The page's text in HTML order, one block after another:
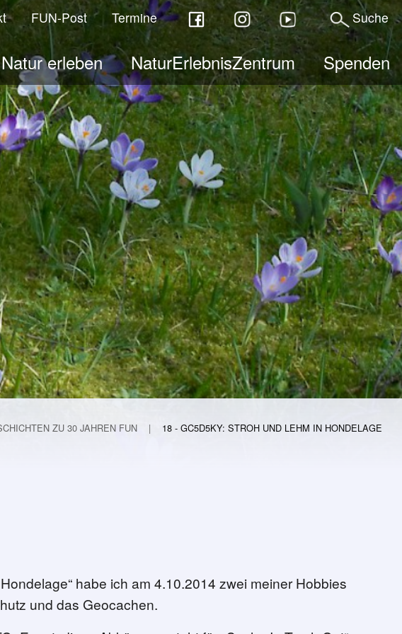
Natur erleben NaturErlebnisZentrum Spenden
FUN-Post Termine Suche
ZU 30 JAHREN FUN 18 - GC5D5KY: STROH UND LEHM IN HONDELAGE
habe ich am 4.10.2014 zwei meiner Hobbies
und das Geocachen.